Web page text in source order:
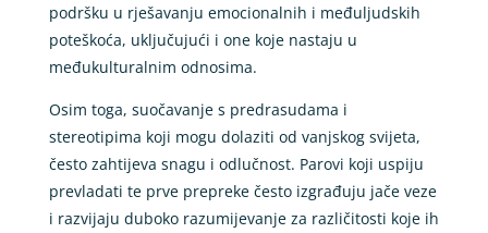
podršku u rješavanju emocionalnih i međuljudskih
poteškoća, uključujući i one koje nastaju u
međukulturalnim odnosima.
Osim toga, suočavanje s predrasudama i
stereotipima koji mogu dolaziti od vanjskog svijeta,
često zahtijeva snagu i odlučnost. Parovi koji uspiju
prevladati te prve prepreke često izgrađuju jače veze
i razvijaju duboko razumijevanje za različitosti koje ih